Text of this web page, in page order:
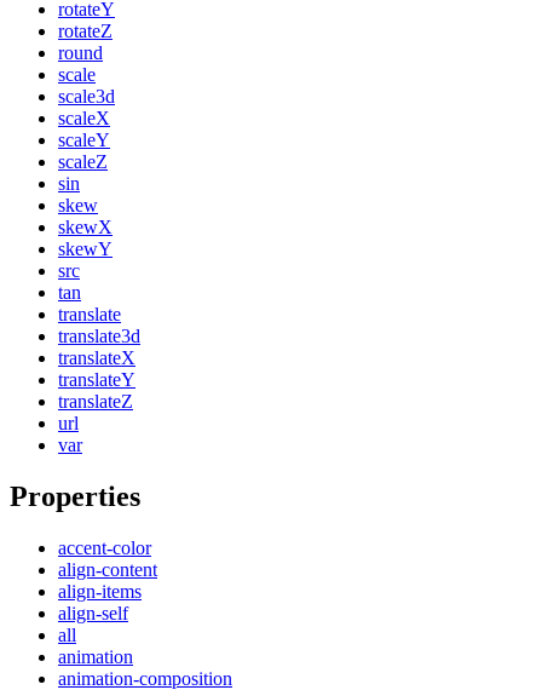
rotateY
rotateZ
round
scale
scale3d
scaleX
scaleY
scaleZ
sin
skew
skewX
skewY
src
tan
translate
translate3d
translateX
translateY
translateZ
url
var
Properties
accent-color
align-content
align-items
align-self
all
animation
animation-composition